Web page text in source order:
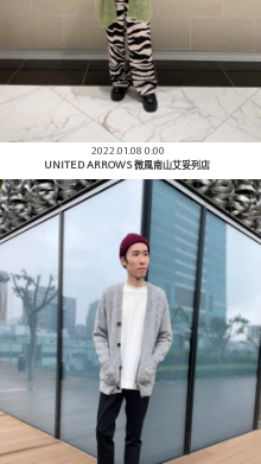
2022.01.08 0:00
UNITED ARROWS 微風南山艾妥列店